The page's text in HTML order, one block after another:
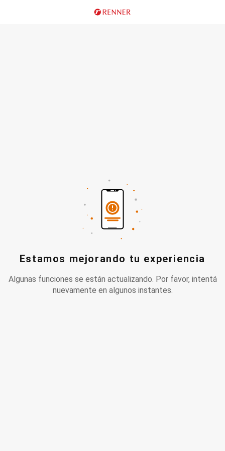
Estamos mejorando tu experiencia
Algunas funciones se están actualizando. Por favor, intentá
nuevamente en algunos instantes.